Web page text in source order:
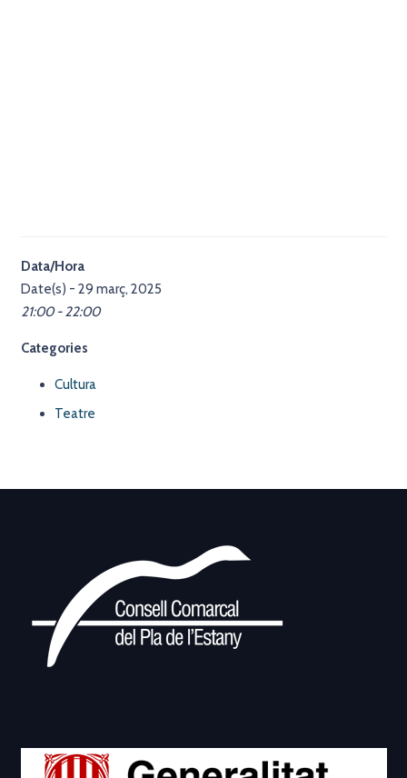
Data/Hora
Date(s) - 29 març, 2025
21:00 - 22:00
Categories
Cultura
Teatre